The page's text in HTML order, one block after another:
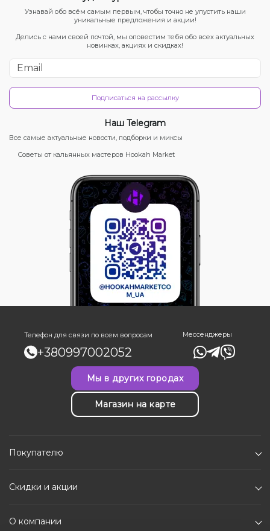
Узнавай обо всём самым первым, чтобы точно не упустить наши
уникальные предложения и акции!
Делись с нами своей почтой, мы оповестим тебя обо всех актуальных
новинках, акциях и скидках!
Подписаться на рассылку
Наш Telegram
Все самые актуальные новости, подборки и миксы
Советы от кальянных мастеров Hookah Market
Телефон для связи по всем вопросам
+380997002052
Мессенджеры
Мы в других городах
Магазин на карте
Покупателю
Скидки и акции
О компании